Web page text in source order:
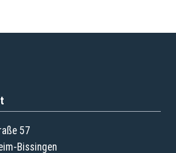
57
Bissingen